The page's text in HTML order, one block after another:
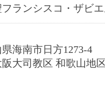
ランシスコ・ザビ
海南市日方1273-4
大司教区 和歌山地